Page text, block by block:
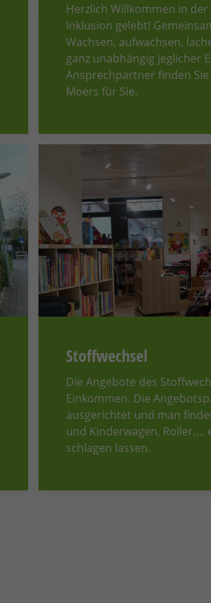
Herzlich Willkommen in
Inklusion gelebt!
Wachsen, aufwachsen,
ganz unabhängig jeglicher
Ansprechpartner finden
Moers für Sie.
Stoffwechsel
Die Angebote des
Einkommen. Die
ausgerichtet und man
und Kinderwagen, Roller,…
schlagen lassen.